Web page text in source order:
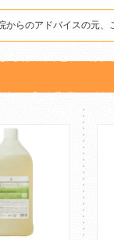
からのアドバイスの元、